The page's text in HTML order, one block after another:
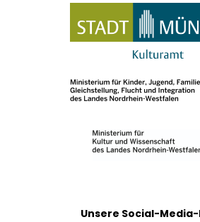
Unsere Social-